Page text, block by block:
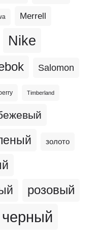
Merrell
Nike
Salomon
Timberland
золото
розовый
черный